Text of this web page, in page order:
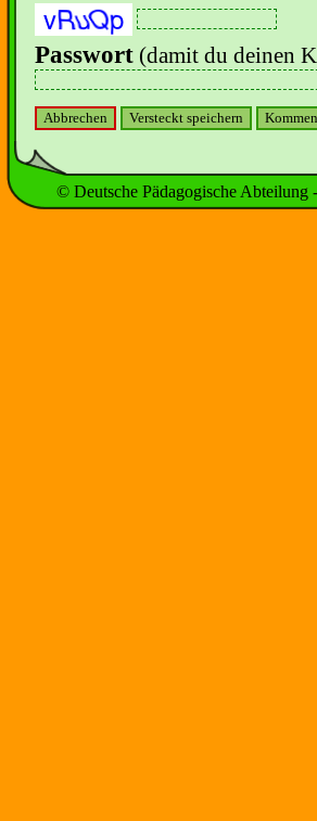
Passwort (damit du deinen
© Deutsche Pädagogische Abteilung